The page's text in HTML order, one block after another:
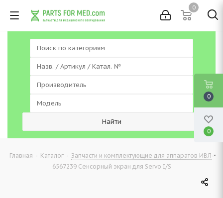
0
Главная - Каталог - Запчасти и комплектующие для аппаратов ИВЛ-
6567239 Сенсорный экран для Servo I/S
0
0